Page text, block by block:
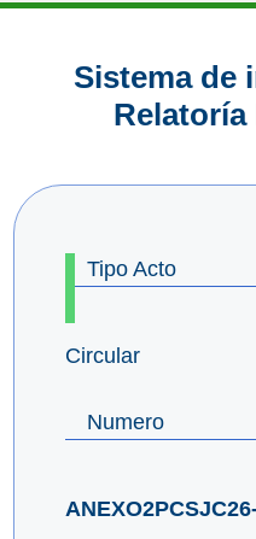
Sistema de
Relatoría
Tipo Acto
Circular
Numero